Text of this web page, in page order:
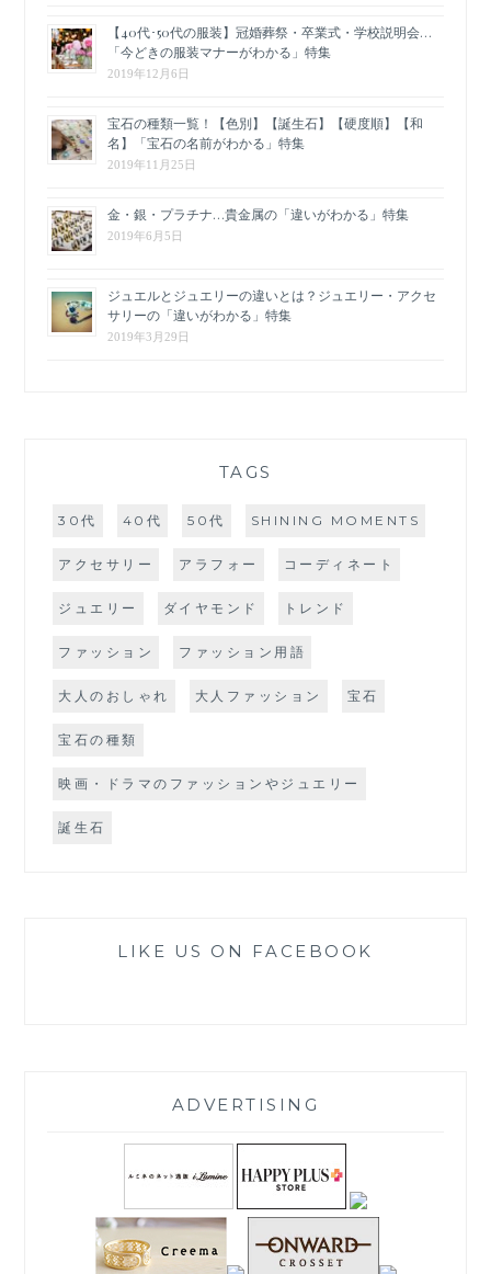
【40代･50代の服装】冠婚葬祭・卒業式・学校説明会…
「今どきの服装マナーがわかる」特集
2019年12月6日
宝石の種類一覧！【色別】【誕生石】【硬度順】【和
名】「宝石の名前がわかる」特集
2019年11月25日
金・銀・プラチナ…貴金属の「違いがわかる」特集
2019年6月5日
ジュエルとジュエリーの違いとは？ジュエリー・アクセ
サリーの「違いがわかる」特集
2019年3月29日
TAGS
30代 40代 50代 SHINING MOMENTS
アクセサリー アラフォー コーディネート
ジュエリー ダイヤモンド トレンド
ファッション ファッション用語
大人のおしゃれ 大人ファッション 宝石
宝石の種類
映画・ドラマのファッションやジュエリー
誕生石
LIKE US ON FACEBOOK
ADVERTISING